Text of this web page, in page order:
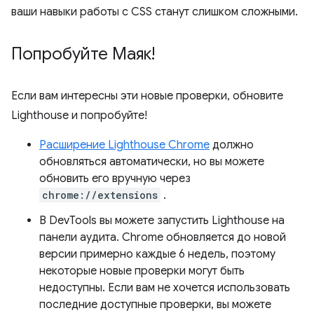
ваши навыки работы с CSS станут слишком сложными.
Попробуйте Маяк!
Если вам интересны эти новые проверки, обновите
Lighthouse и попробуйте!
Расширение Lighthouse Chrome должно
обновляться автоматически, но вы можете
обновить его вручную через
chrome://extensions .
В DevTools вы можете запустить Lighthouse на
панели аудита. Chrome обновляется до новой
версии примерно каждые 6 недель, поэтому
некоторые новые проверки могут быть
недоступны. Если вам не хочется использовать
последние доступные проверки, вы можете